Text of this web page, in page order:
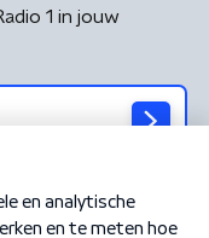
1 in jouw